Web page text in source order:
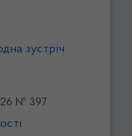
зустріч
№ 397